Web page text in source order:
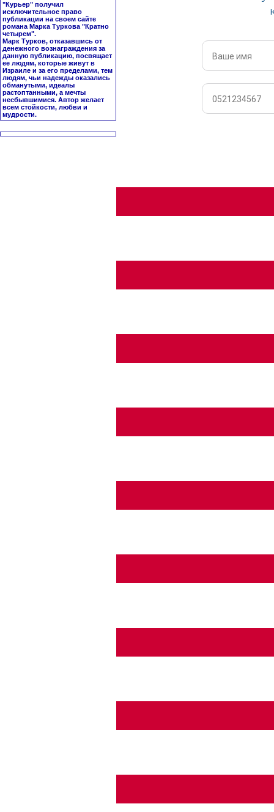
"Курьер" получил
исключительное право
публикации на своем сайте
романа Марка Туркова "Кратно
четырем".
Марк Турков, отказавшись от
денежного вознаграждения за
данную публикацию, посвящает
ее людям, которые живут в
Израиле и за его пределами, тем
людям, чьи надежды оказались
обманутыми, идеалы
растоптанными, а мечты
несбывшимися. Автор желает
всем стойкости, любви и
мудрости.